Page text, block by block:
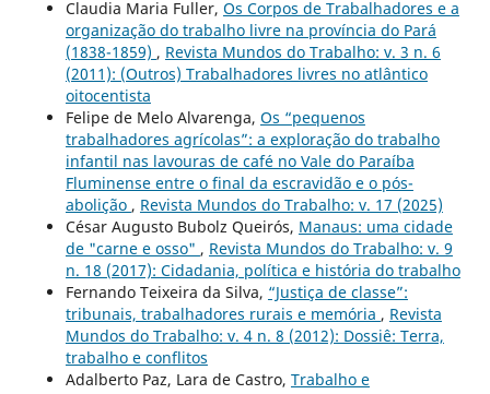
Claudia Maria Fuller, Os Corpos de Trabalhadores e a
organização do trabalho livre na província do Pará
(1838-1859) , Revista Mundos do Trabalho: v. 3 n. 6
(2011): (Outros) Trabalhadores livres no atlântico
oitocentista
Felipe de Melo Alvarenga, Os “pequenos
trabalhadores agrícolas”: a exploração do trabalho
infantil nas lavouras de café no Vale do Paraíba
Fluminense entre o final da escravidão e o pós-
abolição , Revista Mundos do Trabalho: v. 17 (2025)
César Augusto Bubolz Queirós, Manaus: uma cidade
de "carne e osso" , Revista Mundos do Trabalho: v. 9
n. 18 (2017): Cidadania, política e história do trabalho
Fernando Teixeira da Silva, “Justiça de classe”:
tribunais, trabalhadores rurais e memória , Revista
Mundos do Trabalho: v. 4 n. 8 (2012): Dossiê: Terra,
trabalho e conflitos
Adalberto Paz, Lara de Castro, Trabalho e